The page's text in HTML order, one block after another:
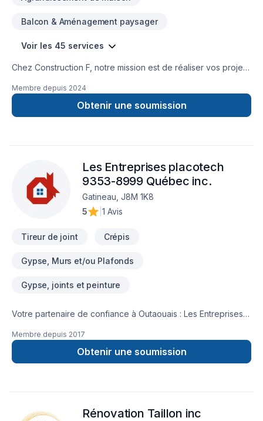
Balcon & Aménagement paysager
Voir les 45 services
Chez Construction F, notre mission est de réaliser vos projets
durable selon vos besoins et vos aspirations.
Membre depuis 2024
Obtenir une soumission
Les Entreprises placotech
9353-8999 Québec inc.
Gatineau, J8M 1K8
5
1 Avis
Tireur de joint Crépis
Gypse, Murs et/ou Plafonds
Gypse, joints et peinture
Votre partenaire de confiance à Outaouais : Les Entreprises
Gypse, Tirage de joint, prêt à concrétiser vos projets les plus
ambitieux. Notre équipe expérimentée vous accompagne à
chaque étape, avec des conseils sur mesure et un service
centré sur vos besoins et vos aspirations.
Membre depuis 2017
Obtenir une soumission
Rénovation Taillon inc